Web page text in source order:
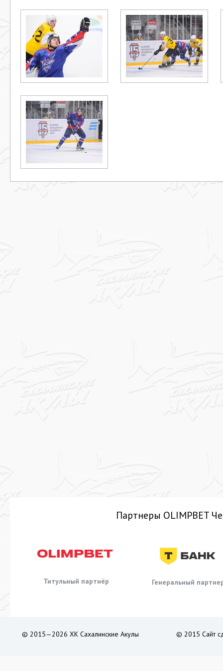
Партнеры OLIMPBET
Титульный партнёр Генеральный
© 2015—2026 ХК Сахалинские Акулы © 2015 Сайт